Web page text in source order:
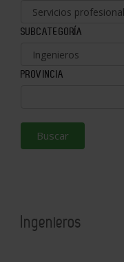
SUBCATEGORÍA
PROVINCIA
Buscar
Ingenieros